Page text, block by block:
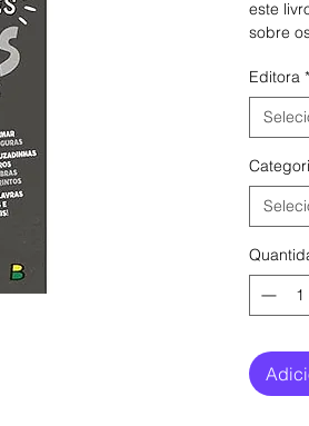
este
sobre
milhões
Editora *